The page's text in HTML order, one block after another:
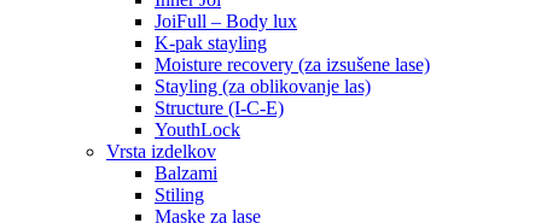
JoiFull – Body lux
K-pak stayling
Moisture recovery (za izsušene lase)
Stayling (za oblikovanje las)
Structure (I-C-E)
YouthLock
Vrsta izdelkov
Balzami
Stiling
Maske za lase